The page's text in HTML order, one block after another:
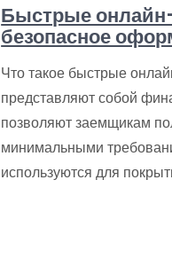
Быстрые
безопасное
Что такое быстрые
представляют собой
позволяют заемщикам
минимальными
используются для